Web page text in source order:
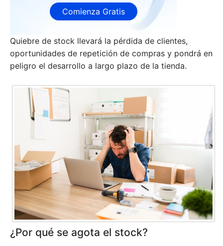
Comienza Gratis
Quiebre de stock llevará la pérdida de clientes,
oportunidades de repetición de compras y pondrá en
peligro el desarrollo a largo plazo de la tienda.
¿Por qué se agota el stock?